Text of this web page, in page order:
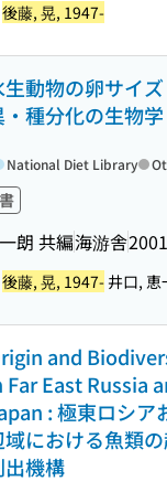
後藤, 晃, 1947-
生動物の卵サイ
・種分化の生物学
朗 共編海游舎
National Diet Library
後藤, 晃, 1947- 井口,
and
Far East Russia
: 極東ロシア
域における魚類
出機構